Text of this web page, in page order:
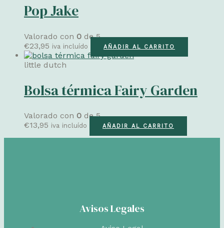
Pop Jake
Valorado con 0 de 5
€23,95 iva incluído AÑADIR AL CARRITO
little dutch
Bolsa térmica Fairy Garden
Valorado con 0 de 5
€13,95 iva incluído AÑADIR AL CARRITO
Avisos Legales